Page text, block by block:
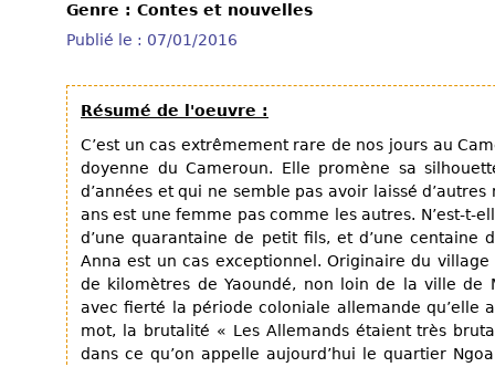
Genre : Contes et nouvelles
Publié le : 07/01/2016
Résumé de l'oeuvre :
C’est un cas extrêmement rare de nos jours au
doyenne du Cameroun. Elle promène sa
d’années et qui ne semble pas avoir laissé
ans est une femme pas comme les autres. N’est-t-
d’une quarantaine de petit fils, et d’une centaine
Anna est un cas exceptionnel. Originaire du
de kilomètres de Yaoundé, non loin de la ville de
avec fierté la période coloniale allemande qu’elle
mot, la brutalité « Les Allemands étaient très
dans ce qu’on appelle aujourd’hui le quartier